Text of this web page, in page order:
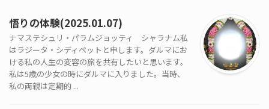
悟りの体験(2025.01.07)
ナマステシュリ・パラムジョッティ シャラナム私
はラジータ・シディペットと申します。ダルマにお
ける私の人生の変容の旅を共有したいと思います。
私は5歳の少女の時にダルマに入りました。当時、
私の両親は定期的 ...